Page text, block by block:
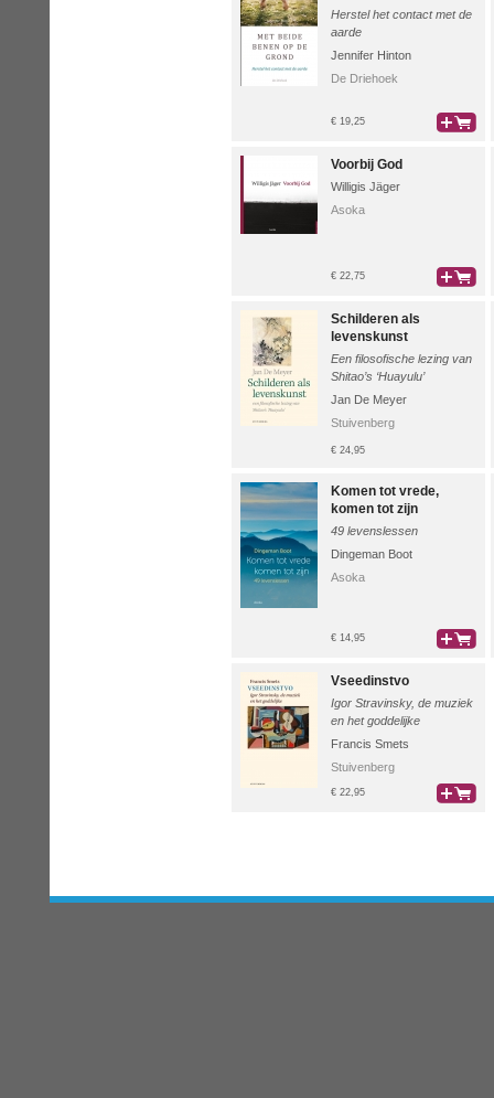
Herstel het contact met de
aarde
Jennifer Hinton
De Driehoek
€ 19,25
Voorbij God
Willigis Jäger
Asoka
€ 22,75
Schilderen als
levenskunst
Een filosofische lezing van
Shitao’s ‘Huayulu’
Jan De Meyer
Stuivenberg
€ 24,95
Komen tot vrede,
komen tot zijn
49 levenslessen
Dingeman Boot
Asoka
€ 14,95
Vseedinstvo
Igor Stravinsky, de muziek
en het goddelijke
Francis Smets
Stuivenberg
€ 22,95